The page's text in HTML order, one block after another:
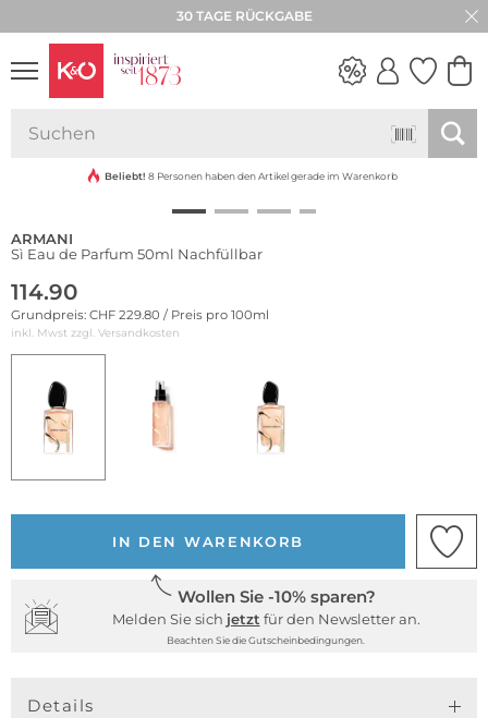
30 TAGE RÜCKGABE
VIBES
Beliebt! 8 Personen haben den Artikel gerade im Warenkorb
ARMANI
Sì Eau de Parfum 50ml Nachfüllbar
114.90
Grundpreis: CHF 229.80 / Preis pro 100ml
inkl. Mwst zzgl. Versandkosten
IN DEN WARENKORB
Wollen Sie -10% sparen?
Melden Sie sich jetzt für den Newsletter an.
Beachten Sie die Gutscheinbedingungen.
Details